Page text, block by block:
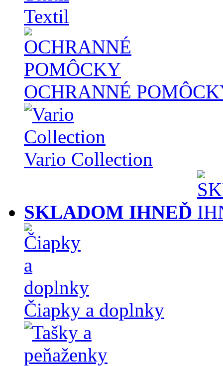
Textil
OCHRANNÉ
Vario Collection
SKLADOM IHNEĎ
Čiapky a doplnky